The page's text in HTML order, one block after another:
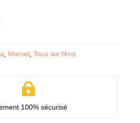
, Marvel, Tous les films

100% sécurisé